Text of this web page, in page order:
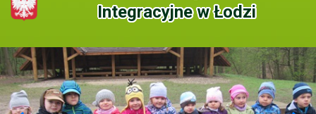
Integracyjne w Łodzi